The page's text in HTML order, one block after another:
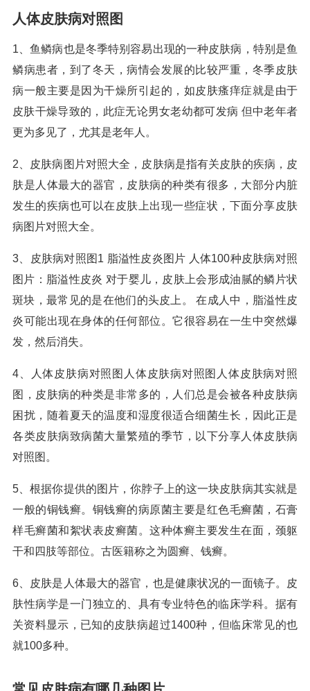
人体皮肤病对照图
1、鱼鳞病也是冬季特别容易出现的一种皮肤病，特别是鱼
鳞病患者，到了冬天，病情会发展的比较严重，冬季皮肤
病一般主要是因为干燥所引起的，如皮肤瘙痒症就是由于
皮肤干燥导致的，此症无论男女老幼都可发病 但中老年者
更为多见了，尤其是老年人。
2、皮肤病图片对照大全，皮肤病是指有关皮肤的疾病，皮
肤是人体最大的器官，皮肤病的种类有很多，大部分内脏
发生的疾病也可以在皮肤上出现一些症状，下面分享皮肤
病图片对照大全。
3、皮肤病对照图1 脂溢性皮炎图片 人体100种皮肤病对照
图片：脂溢性皮炎 对于婴儿，皮肤上会形成油腻的鳞片状
斑块，最常见的是在他们的头皮上。 在成人中，脂溢性皮
炎可能出现在身体的任何部位。它很容易在一生中突然爆
发，然后消失。
4、人体皮肤病对照图人体皮肤病对照图人体皮肤病对照
图，皮肤病的种类是非常多的，人们总是会被各种皮肤病
困扰，随着夏天的温度和湿度很适合细菌生长，因此正是
各类皮肤病致病菌大量繁殖的季节，以下分享人体皮肤病
对照图。
5、根据你提供的图片，你脖子上的这一块皮肤病其实就是
一般的铜钱癣。铜钱癣的病原菌主要是红色毛癣菌，石膏
样毛癣菌和絮状表皮癣菌。这种体癣主要发生在面，颈躯
干和四肢等部位。古医籍称之为圆癣、钱癣。
6、皮肤是人体最大的器官，也是健康状况的一面镜子。皮
肤性病学是一门独立的、具有专业特色的临床学科。据有
关资料显示，已知的皮肤病超过1400种，但临床常见的也
就100多种。